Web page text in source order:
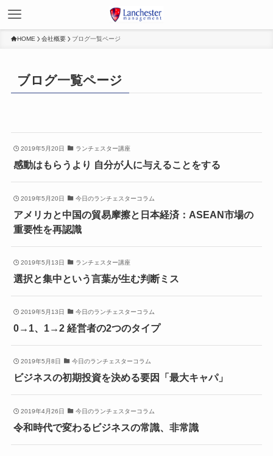
HOME 会社概要 ブログ一覧ページ
ブログ一覧ページ
2019年5月20日 ランチェスター講座
感動はもらうより 自分が人に与えることをする
2019年5月20日 今日のランチェスターコラム
アメリカと中国の貿易摩擦と日本経済：ASEAN市場の
重要性を再認識
2019年5月13日 ランチェスター講座
選択と集中という言葉が生む判断ミス
2019年5月13日 今日のランチェスターコラム
0→1、1→2 経営者の2つのタイプ
2019年5月8日 今日のランチェスターコラム
ビジネスの初期投資を決める要因「最大キャパ」
2019年4月26日 今日のランチェスターコラム
令和時代で変わるビジネスの常識、非常識